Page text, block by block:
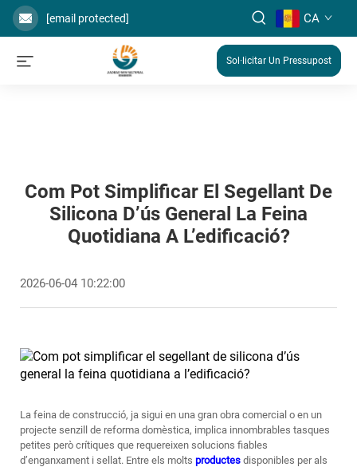
[email protected] CA
Sol·licitar Un Pressupost
Com Pot Simplificar El Segellant De
Silicona D’ús General La Feina
Quotidiana A L’edificació?
2026-06-04 10:22:00
La feina de construcció, ja sigui en una gran obra comercial o en un
projecte senzill de reforma domèstica, implica innombrables tasques
petites però crítiques que requereixen solucions fiables
d’enganxament i sellat. Entre els molts productes disponibles per als